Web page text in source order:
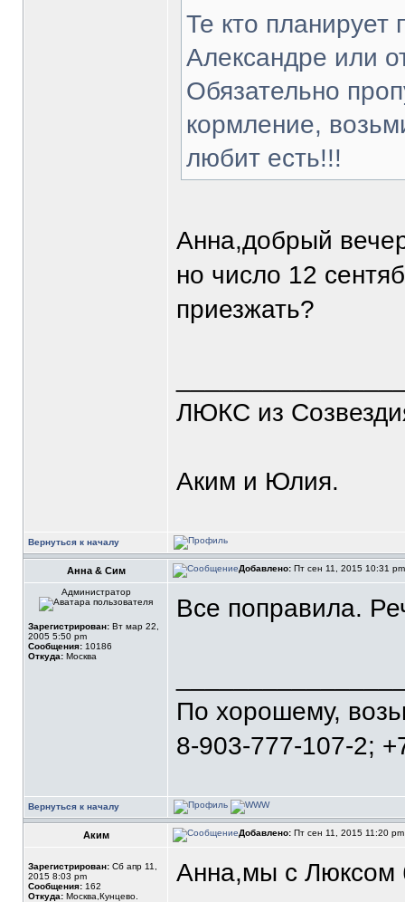
Те кто планирует
Александре или
Обязательно
кормление,
любит есть!!!
Анна,добрый
но число 12
приезжать?
ЛЮКС из
Аким и Юлия.
Вернуться к началу
Анна & Сим Добавлено: Пт сен 11, 2015 10:31
Администратор
Зарегистрирован: Вт мар 22,
2005 5:50 pm
Сообщения: 10186
Откуда: Москва
Все поправила.
По хорошему,
8-903-777-107-2;
Вернуться к началу
Аким Добавлено: Пт сен 11, 2015 11:20
Зарегистрирован: Сб апр 11,
2015 8:03 pm
Сообщения: 162
Откуда: Москва,Кунцево.
Анна,мы с Люксом